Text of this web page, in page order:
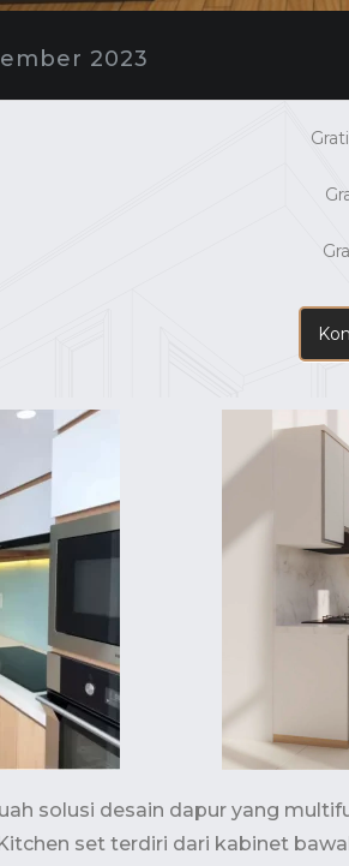
2023
solusi desain dapur yang
set terdiri dari kabinet